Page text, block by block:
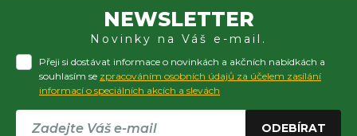
NEWSLETTER
Novinky na Váš e-mail.
Přeji si dostávat informace o novinkách a akčních nabídkách a
souhlasím se zpracováním osobních údajů za účelem zasílání
informací o speciálních akcích a slevách
ODEBÍRAT